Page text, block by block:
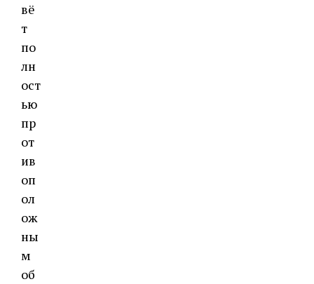
вё
т
по
лн
ост
ью
пр
от
ив
оп
ол
ож
ны
м
об